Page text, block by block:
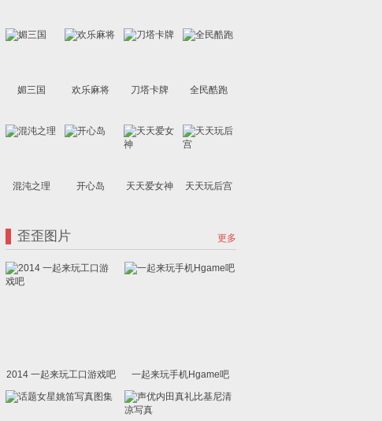
媚三国 欢乐麻将 刀塔卡牌 全民酷跑
混沌之理 开心岛 天天爱女神 天天玩后宫
更多
歪歪图片
2014 一起来玩工口游戏吧 一起来玩手机Hgame吧